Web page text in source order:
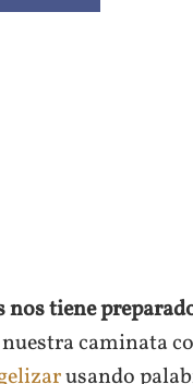
nos tiene
caminata
usando